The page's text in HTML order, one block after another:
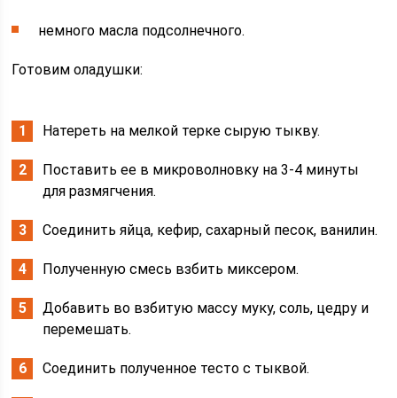
немного масла подсолнечного.
Готовим оладушки:
Натереть на мелкой терке сырую тыкву.
Поставить ее в микроволновку на 3-4 минуты
для размягчения.
Соединить яйца, кефир, сахарный песок, ванилин.
Полученную смесь взбить миксером.
Добавить во взбитую массу муку, соль, цедру и
перемешать.
Соединить полученное тесто с тыквой.